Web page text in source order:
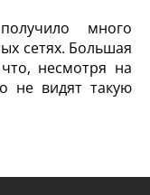
много
сетях. Большая
несмотря на
не видят такую